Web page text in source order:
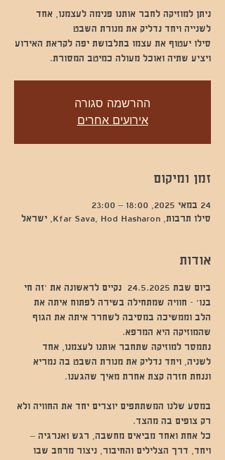
ניתן למוזיקה לחבר אותנו פנימה לעצמנו, אחד
סילו יעטוף את עצמו בתלבושת יפה לקראת האירוע
ויציע שתיה ואוכל מעולה כמיטב המסורת.
ההרשמה סגורה
אירועים אחרים
זמן ומיקום
24 במאי 2025, 18:00 – 23:00
סילו תרבות, Kfar Sava, Hod Hasharon, ישראל
אודות
ביום שבת 24.5.2025  נקיים לראשונה את 'זה חי
בנו' - חוויה שמתחילה בשירה לפתוח איתה את
הלב וממשיכה במסיבה לשחרר איתה את הגוף
שהמוזיקה היא המרפא.
נתמסר למוזיקה שתחבר אותנו לעצמנו, אחד
לשניה, ויחד נדליק את מנורת השבט בה נמריא
וננחת חזרה קצת אחרת מאיך שהגענו.
במסע שלנו המשתתפים יוצרים יחד את החוויה ולא
רק צופים בה מהצד.
כל אחת ואחד מביאים מחשבה, רגש ואנרגיה –
ויחד, דרך הצלילים והחיבור, ניצור מרחב שבו